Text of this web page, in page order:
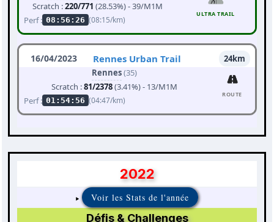
Scratch :220/771 (28.53%) - 39/M1M
Perf : 08:56:26 (08:15/km)
ULTRA TRAIL
16/04/2023 Rennes Urban Trail
24km
Rennes(35)
Scratch :81/2378(3.41%) - 13/M1M
Perf : 01:54:56 (04:47/km)
ROUTE
2022
Voir les Stats de l'année
Défis & Challenges